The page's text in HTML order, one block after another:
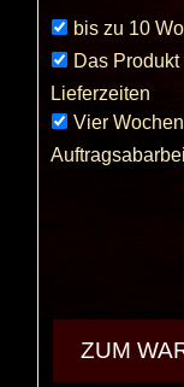
bis zu 10
Das
Lieferzeiten
Vier